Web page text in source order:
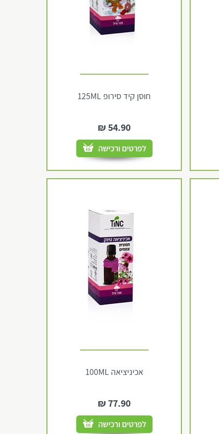
חוסן קיד סירופ 125ML
54.90
₪
אכיניציאה 100ML
77.90
₪